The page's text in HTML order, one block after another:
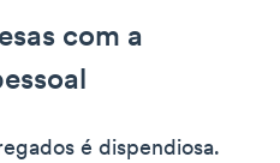
com a
é dispendiosa.